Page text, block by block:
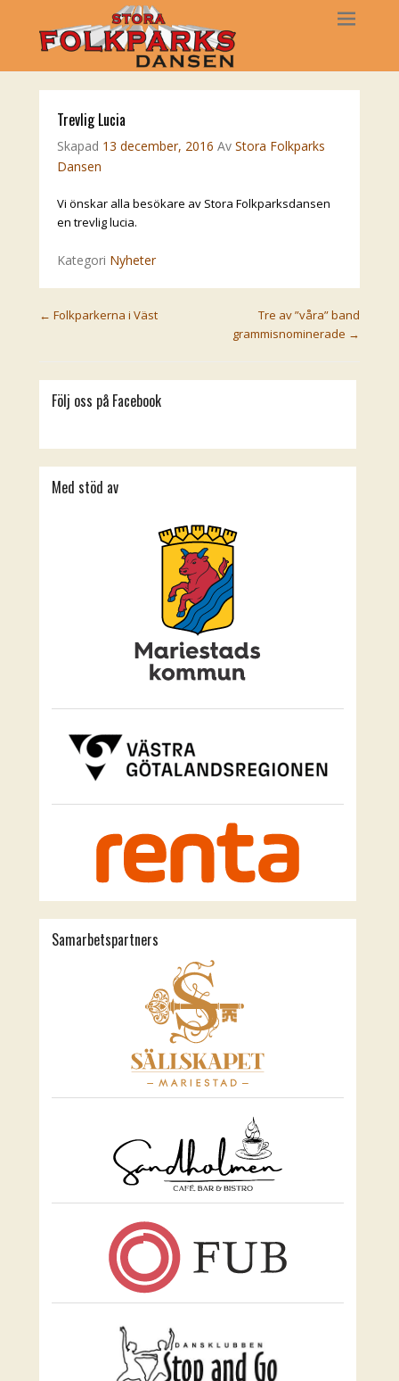
Trevlig Lucia
Skapad 13 december, 2016 Av Stora Folkparks
Dansen
Vi önskar alla besökare av Stora Folkparksdansen
en trevlig lucia.
Kategori Nyheter
Post navigation
← Folkparkerna i Väst
Tre av ”våra” band
grammisnominerade →
Följ oss på Facebook
Med stöd av
Samarbetspartners